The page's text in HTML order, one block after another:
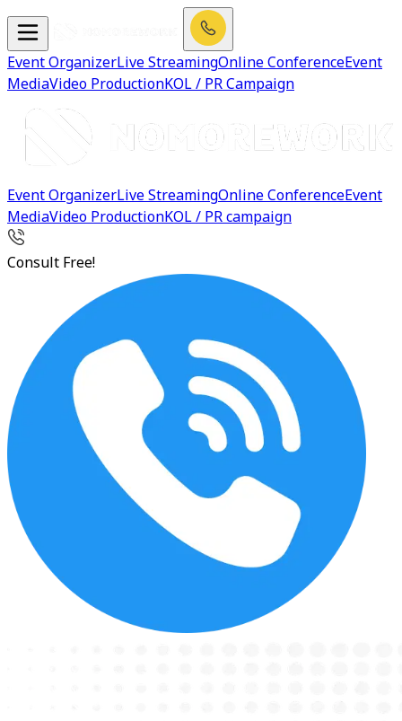
Event OrganizerLive StreamingOnline ConferenceEvent
MediaVideo ProductionKOL / PR Campaign
Event OrganizerLive StreamingOnline ConferenceEvent
MediaVideo ProductionKOL / PR campaign
Consult Free!